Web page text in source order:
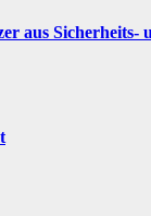
aus Sicherheits-